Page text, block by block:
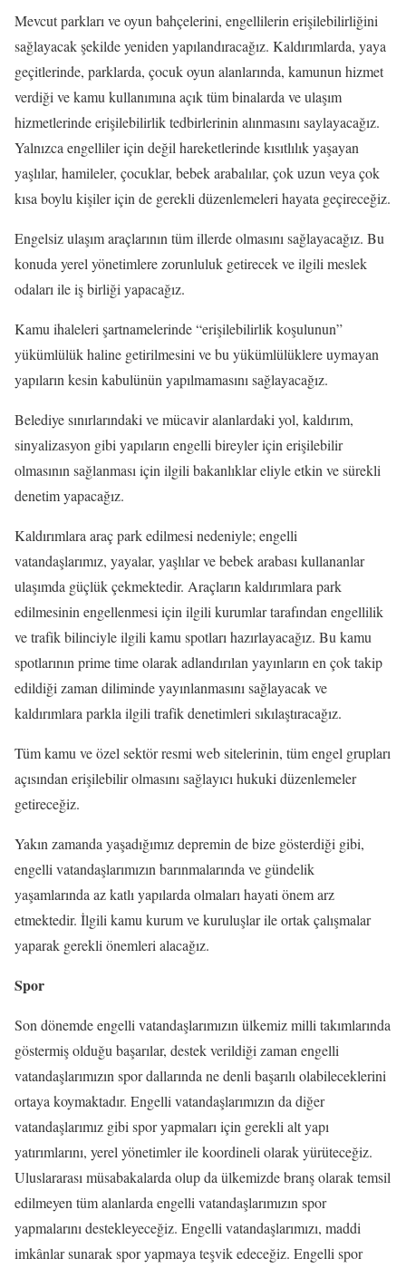
Mevcut parkları ve oyun bahçelerini, engellilerin erişilebilirliğini
sağlayacak şekilde yeniden yapılandıracağız. Kaldırımlarda, yaya
geçitlerinde, parklarda, çocuk oyun alanlarında, kamunun hizmet
verdiği ve kamu kullanımına açık tüm binalarda ve ulaşım
hizmetlerinde erişilebilirlik tedbirlerinin alınmasını saylayacağız.
Yalnızca engelliler için değil hareketlerinde kısıtlılık yaşayan
yaşlılar, hamileler, çocuklar, bebek arabalılar, çok uzun veya çok
kısa boylu kişiler için de gerekli düzenlemeleri hayata geçireceğiz.
Engelsiz ulaşım araçlarının tüm illerde olmasını sağlayacağız. Bu
konuda yerel yönetimlere zorunluluk getirecek ve ilgili meslek
odaları ile iş birliği yapacağız.
Kamu ihaleleri şartnamelerinde “erişilebilirlik koşulunun”
yükümlülük haline getirilmesini ve bu yükümlülüklere uymayan
yapıların kesin kabulünün yapılmamasını sağlayacağız.
Belediye sınırlarındaki ve mücavir alanlardaki yol, kaldırım,
sinyalizasyon gibi yapıların engelli bireyler için erişilebilir
olmasının sağlanması için ilgili bakanlıklar eliyle etkin ve sürekli
denetim yapacağız.
Kaldırımlara araç park edilmesi nedeniyle; engelli
vatandaşlarımız, yayalar, yaşlılar ve bebek arabası kullananlar
ulaşımda güçlük çekmektedir. Araçların kaldırımlara park
edilmesinin engellenmesi için ilgili kurumlar tarafından engellilik
ve trafik bilinciyle ilgili kamu spotları hazırlayacağız. Bu kamu
spotlarının prime time olarak adlandırılan yayınların en çok takip
edildiği zaman diliminde yayınlanmasını sağlayacak ve
kaldırımlara parkla ilgili trafik denetimleri sıkılaştıracağız.
Tüm kamu ve özel sektör resmi web sitelerinin, tüm engel grupları
açısından erişilebilir olmasını sağlayıcı hukuki düzenlemeler
getireceğiz.
Yakın zamanda yaşadığımız depremin de bize gösterdiği gibi,
engelli vatandaşlarımızın barınmalarında ve gündelik
yaşamlarında az katlı yapılarda olmaları hayati önem arz
etmektedir. İlgili kamu kurum ve kuruluşlar ile ortak çalışmalar
yaparak gerekli önemleri alacağız.
Spor
Son dönemde engelli vatandaşlarımızın ülkemiz milli takımlarında
göstermiş olduğu başarılar, destek verildiği zaman engelli
vatandaşlarımızın spor dallarında ne denli başarılı olabileceklerini
ortaya koymaktadır. Engelli vatandaşlarımızın da diğer
vatandaşlarımız gibi spor yapmaları için gerekli alt yapı
yatırımlarını, yerel yönetimler ile koordineli olarak yürüteceğiz.
Uluslararası müsabakalarda olup da ülkemizde branş olarak temsil
edilmeyen tüm alanlarda engelli vatandaşlarımızın spor
yapmalarını destekleyeceğiz. Engelli vatandaşlarımızı, maddi
imkânlar sunarak spor yapmaya teşvik edeceğiz. Engelli spor